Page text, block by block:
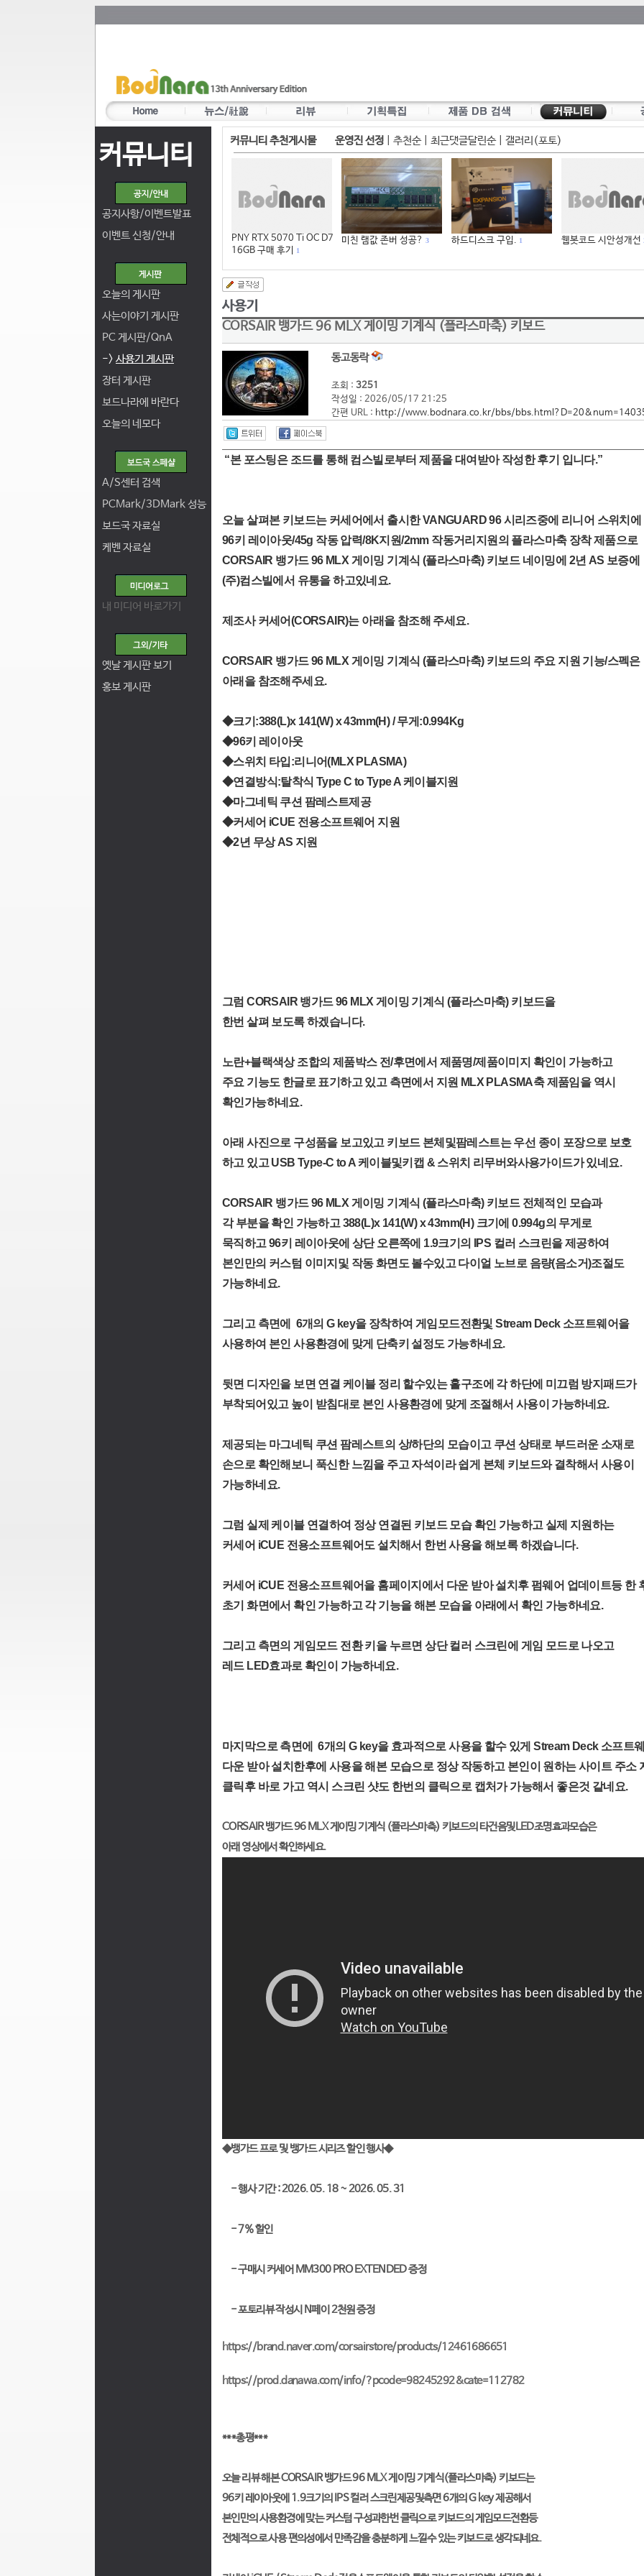
커뮤니티
공지사항/이벤트발표
이벤트 신청/안내
오늘의 게시판
사는이야기 게시판
PC 게시판/QnA
-> 사용기 게시판
장터 게시판
보드나라에 바란다
오늘의 네모다
A/S센터 검색
PCMark/3DMark 성능
보드국 자료실
케벤 자료실
내 미디어 바로가기
옛날 게시판 보기
홍보 게시판
커뮤니티 추천게시물 운영진 선정 추천순| 최근댓글달린순| 갤러리(포토)
PNY RTX 5070 Ti OC D7
16GB 구매 후기
1
미친 램값 존버 성공? 3 하드디스크 구입. 1 웹봇코드 시안성개선
CORSAIR 뱅가드 96 MLX 게이밍 기계식 (플라스마축) 키보드
동고동락
조회 : 3251
작성일 : 2026/05/17 21:25
간편 URL : http://www.bodnara.co.kr/bbs/
“본 포스팅은 조드를 통해 컴스빌로부터 제품을 대여받아 작성한 후기 입니다.”
오늘 살펴본 키보드는 커세어에서 출시한 VANGUARD 96 시리즈중에 리니어 스위치에
96키 레이아웃/45g 작동 압력/8K지원/2mm 작동거리지원의 플라스마축 장착 제품으로
CORSAIR 뱅가드 96 MLX 게이밍 기계식 (플라스마축) 키보드 네이밍에 2년 AS 보증에
(주)컴스빌에서 유통을 하고있네요.
제조사 커세어(CORSAIR)는 아래을 참조해 주세요.
CORSAIR 뱅가드 96 MLX 게이밍 기계식 (플라스마축) 키보드의 주요 지원 기능/스펙은
아래을 참조해주세요.
◆크기:388(L)x 141(W) x 43mm(H) / 무게:0.994Kg
◆96키 레이아웃
◆스위치 타입:리니어(MLX PLASMA)
◆연결방식:탈착식 Type C to Type A 케이블지원
◆마그네틱 쿠션 팜레스트제공
◆커세어 iCUE 전용소프트웨어 지원
◆2년 무상 AS 지원
그럼 CORSAIR 뱅가드 96 MLX 게이밍 기계식 (플라스마축) 키보드을
한번 살펴 보도록 하겠습니다.
노란+블랙색상 조합의 제품박스 전/후면에서 제품명/제품이미지 확인이 가능하고
주요 기능도 한글로 표기하고 있고 측면에서 지원 MLX PLASMA축 제품임을 역시
확인가능하네요.
아래 사진으로 구성품을 보고있고 키보드 본체및팜레스트는 우선 종이 포장으로 보호
하고 있고 USB Type-C to A 케이블및키캡 & 스위치 리무버와사용가이드가 있네요.
CORSAIR 뱅가드 96 MLX 게이밍 기계식 (플라스마축) 키보드 전체적인 모습과
각 부분을 확인 가능하고 388(L)x 141(W) x 43mm(H) 크기에 0.994g의 무게로
묵직하고 96키 레이아웃에 상단 오른쪽에 1.9크기의 IPS 컬러 스크린을 제공하여
본인만의 커스텀 이미지및 작동 화면도 볼수있고 다이얼 노브로 음량(음소거)조절도
가능하네요.
그리고 측면에 6개의 G key을 장착하여 게임모드전환및 Stream Deck 소프트웨어을
사용하여 본인 사용환경에 맞게 단축키 설정도 가능하네요.
뒷면 디자인을 보면 연결 케이블 정리 할수있는 홀구조에 각 하단에 미끄럼 방지패드가
부착되어있고 높이 받침대로 본인 사용환경에 맞게 조절해서 사용이 가능하네요.
제공되는 마그네틱 쿠션 팜레스트의 상/하단의 모습이고 쿠션 상태로 부드러운 소재로
손으로 확인해보니 푹신한 느낌을 주고 자석이라 쉽게 본체 키보드와 결착해서 사용이
가능하네요.
그럼 실제 케이블 연결하여 정상 연결된 키보드 모습 확인 가능하고 실제 지원하는
커세어 iCUE 전용소프트웨어도 설치해서 한번 사용을 해보록 하겠습니다.
커세어 iCUE 전용소프트웨어을 홈페이지에서 다운 받아 설치후 펌웨어 업데이트등 한
초기 화면에서 확인 가능하고 각 기능을 해본 모습을 아래에서 확인 가능하네요.
그리고 측면의 게임모드 전환 키을 누르면 상단 컬러 스크린에 게임 모드로 나오고
레드 LED효과로 확인이 가능하네요.
마지막으로 측면에 6개의 G key을 효과적으로 사용을 할수 있게 Stream Deck 소프트
다운 받아 설치한후에 사용을 해본 모습으로 정상 작동하고 본인이 원하는 사이트 주소
클릭후 바로 가고 역시 스크린 샷도 한번의 클릭으로 캡처가 가능해서 좋은것 같네요.
CORSAIR 뱅가드 96 MLX 게이밍 기계식 (플라스마축) 키보드의 타건음및LED조명효과모습은
아래 영상에서 확인하세요.
◆뱅가드 프로 및 뱅가드 시리즈 할인 행사◆
- 행사 기간 : 2026. 05. 18 ~ 2026. 05. 31
- 7% 할인
- 구매시 커세어 MM300 PRO EXTENDED 증정
- 포토리뷰 작성시 N페이 2천원 증정
https://brand.naver.com/corsairstore/products/12461686651
https://prod.danawa.com/info/?pcode=98245292&cate=112782
***총평***
오늘 리뷰 해본 CORSAIR 뱅가드 96 MLX 게이밍 기계식(플라스마축) 키보드는
96키 레이아웃에 1.9크기의 IPS 컬러 스크린제공및측면 6개의 G key 제공해서
본인만의 사용환경에 맞는 커스텀 구성과한번 클릭으로 키보드의 게임모드전환등
전체적으로 사용 편의성에서 만족감을 충분하게 느낄수 있는 키보드로 생각되네요.